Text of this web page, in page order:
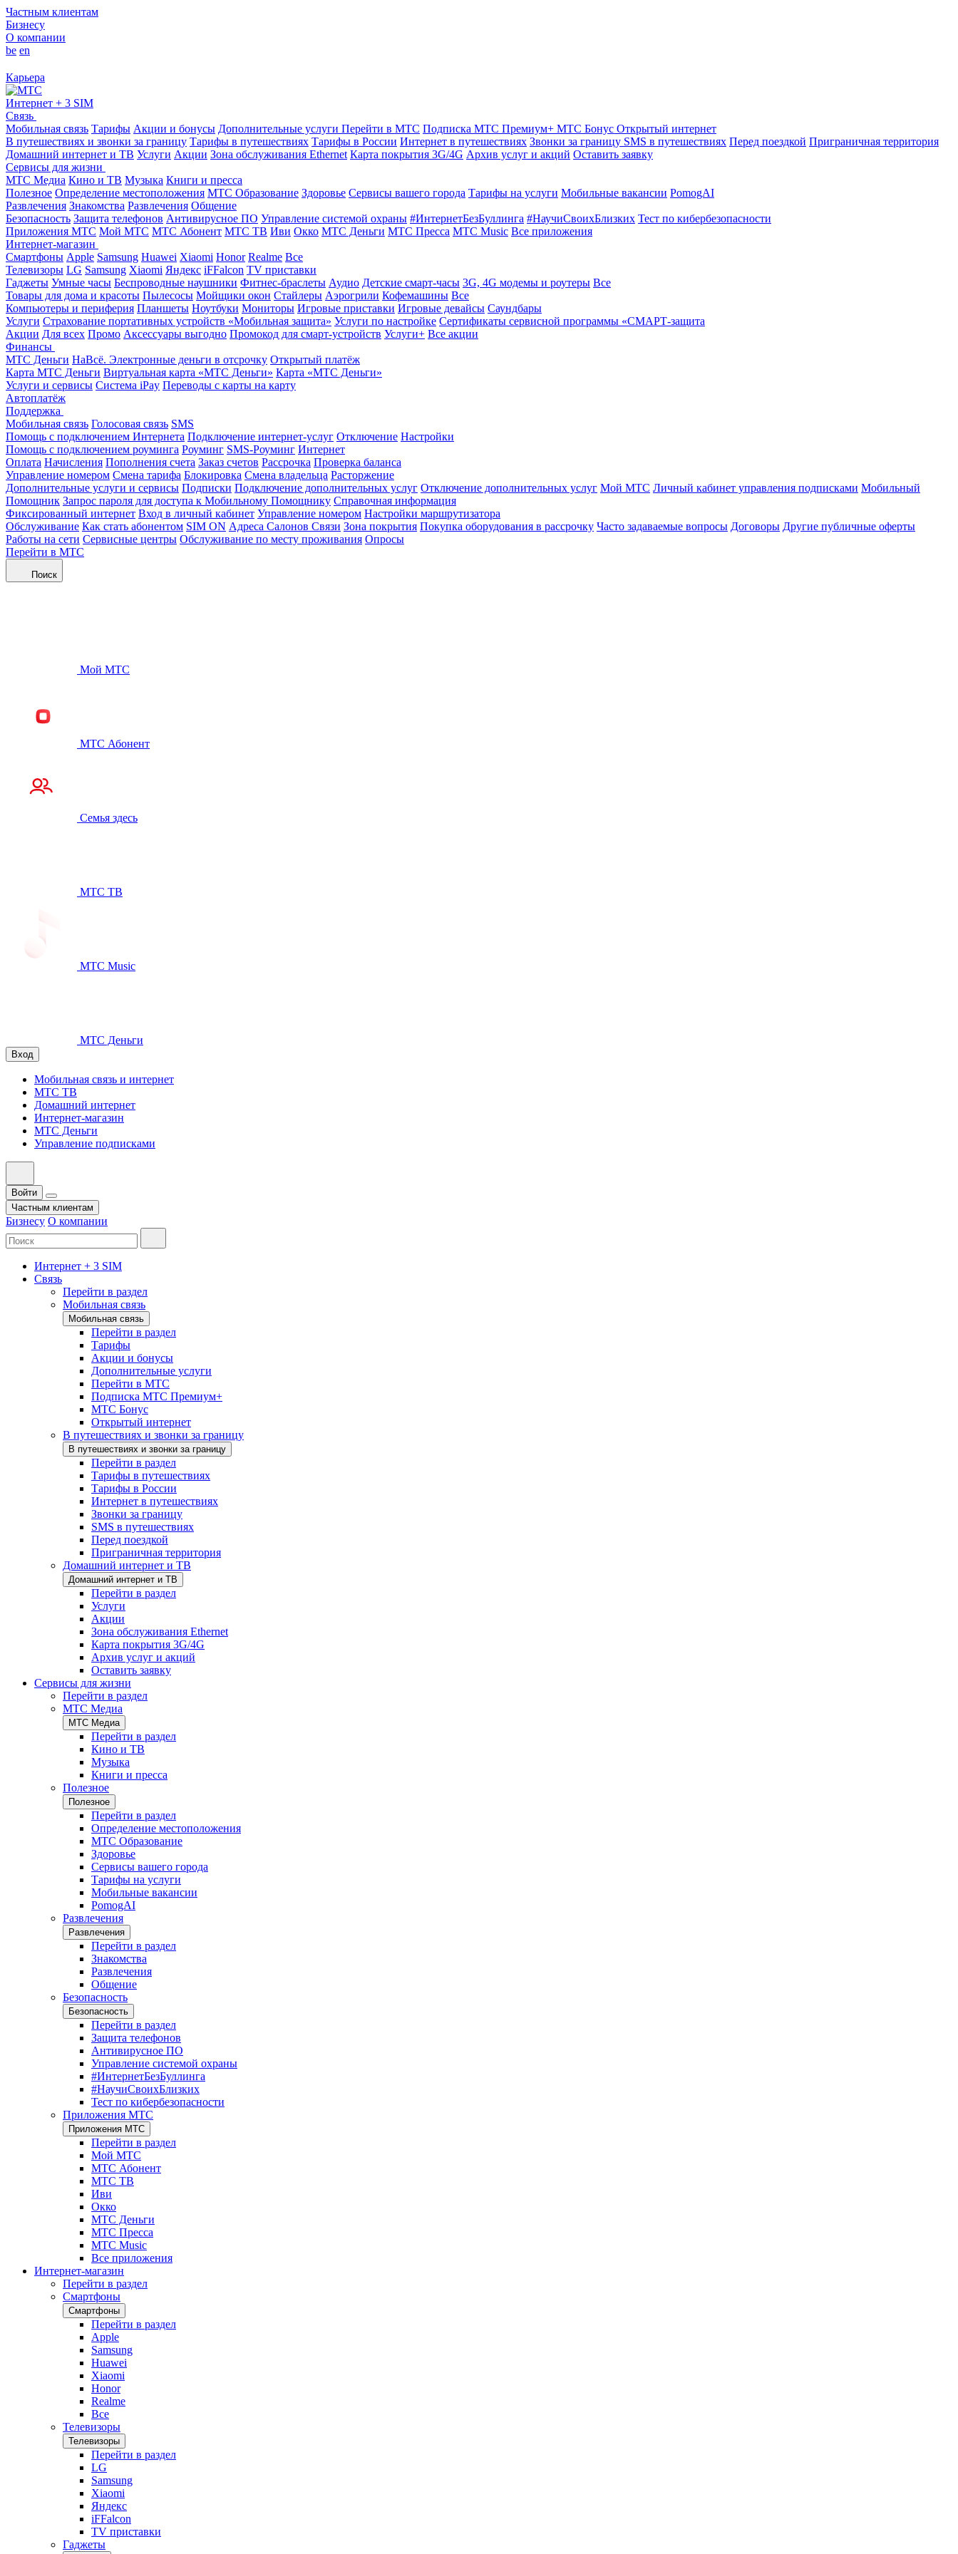
Частным клиентам
Бизнесу
О компании
be en
Карьера
Интернет + 3 SIM
Связь
Мобильная связь Тарифы Акции и бонусы Дополнительные услуги Перейти в МТС Подписка МТС Премиум+ МТС Бонус Открытый интернет
В путешествиях и звонки за границу Тарифы в путешествиях Тарифы в России Интернет в путешествиях Звонки за границу SMS в путешествиях Перед поездкой Приграничная территория
Домашний интернет и ТВ Услуги Акции Зона обслуживания Ethernet Карта покрытия 3G/4G Архив услуг и акций Оставить заявку
Сервисы для жизни
МТС Медиа Кино и ТВ Музыка Книги и пресса
Полезное Определение местоположения МТС Образование Здоровье Сервисы вашего города Тарифы на услуги Мобильные вакансии PomogAI
Развлечения Знакомства Развлечения Общение
Безопасность Защита телефонов Антивирусное ПО Управление системой охраны #ИнтернетБезБуллинга #НаучиСвоихБлизких Тест по кибербезопасности
Приложения МТС Мой МТС МТС Абонент МТС ТВ Иви Окко МТС Деньги МТС Пресса МТС Music Все приложения
Интернет-магазин
Смартфоны Apple Samsung Huawei Xiaomi Honor Realme Все
Телевизоры LG Samsung Xiaomi Яндекс iFFalcon TV приставки
Гаджеты Умные часы Беспроводные наушники Фитнес-браслеты Аудио Детские смарт-часы 3G, 4G модемы и роутеры Все
Товары для дома и красоты Пылесосы Мойщики окон Стайлеры Аэрогрили Кофемашины Все
Компьютеры и периферия Планшеты Ноутбуки Мониторы Игровые приставки Игровые девайсы Саундбары
Услуги Страхование портативных устройств «Мобильная защита» Услуги по настройке Сертификаты сервисной программы «СМАРТ-защита
Акции Для всех Промо Аксессуары выгодно Промокод для смарт-устройств Услуги+ Все акции
Финансы
МТС Деньги НаВсё. Электронные деньги в отсрочку Открытый платёж
Карта МТС Деньги Виртуальная карта «МТС Деньги» Карта «МТС Деньги»
Услуги и сервисы Система iPay Переводы с карты на карту
Автоплатёж
Поддержка
Мобильная связь Голосовая связь SMS
Помощь с подключением Интернета Подключение интернет-услуг Отключение Настройки
Помощь с подключением роуминга Роуминг SMS-Роуминг Интернет
Оплата Начисления Пополнения счета Заказ счетов Рассрочка Проверка баланса
Управление номером Смена тарифа Блокировка Смена владельца Расторжение
Дополнительные услуги и сервисы Подписки Подключение дополнительных услуг Отключение дополнительных услуг Мой МТС Личный кабинет управления подписками Мобильный
Помощник Запрос пароля для доступа к Мобильному Помощнику Справочная информация
Фиксированный интернет Вход в личный кабинет Управление номером Настройки маршрутизатора
Обслуживание Как стать абонентом SIM ON Адреса Салонов Связи Зона покрытия Покупка оборудования в рассрочку Часто задаваемые вопросы Договоры Другие публичные оферты
Работы на сети Сервисные центры Обслуживание по месту проживания Опросы
Перейти в МТС
Поиск
Мой МТС
МТС Абонент
Семья здесь
МТС ТВ
МТС Music
МТС Деньги
Вход
Мобильная связь и интернет
МТС ТВ
Домашний интернет
Интернет-магазин
МТС Деньги
Управление подписками
Войти
Частным клиентам
Бизнесу О компании
Интернет + 3 SIM
Связь
Перейти в раздел
Мобильная связь
Мобильная связь
Перейти в раздел
Тарифы
Акции и бонусы
Дополнительные услуги
Перейти в МТС
Подписка МТС Премиум+
МТС Бонус
Открытый интернет
В путешествиях и звонки за границу
В путешествиях и звонки за границу
Перейти в раздел
Тарифы в путешествиях
Тарифы в России
Интернет в путешествиях
Звонки за границу
SMS в путешествиях
Перед поездкой
Приграничная территория
Домашний интернет и ТВ
Домашний интернет и ТВ
Перейти в раздел
Услуги
Акции
Зона обслуживания Ethernet
Карта покрытия 3G/4G
Архив услуг и акций
Оставить заявку
Сервисы для жизни
Перейти в раздел
МТС Медиа
МТС Медиа
Перейти в раздел
Кино и ТВ
Музыка
Книги и пресса
Полезное
Полезное
Перейти в раздел
Определение местоположения
МТС Образование
Здоровье
Сервисы вашего города
Тарифы на услуги
Мобильные вакансии
PomogAI
Развлечения
Развлечения
Перейти в раздел
Знакомства
Развлечения
Общение
Безопасность
Безопасность
Перейти в раздел
Защита телефонов
Антивирусное ПО
Управление системой охраны
#ИнтернетБезБуллинга
#НаучиСвоихБлизких
Тест по кибербезопасности
Приложения МТС
Приложения МТС
Перейти в раздел
Мой МТС
МТС Абонент
МТС ТВ
Иви
Окко
МТС Деньги
МТС Пресса
МТС Music
Все приложения
Интернет-магазин
Перейти в раздел
Смартфоны
Смартфоны
Перейти в раздел
Apple
Samsung
Huawei
Xiaomi
Honor
Realme
Все
Телевизоры
Телевизоры
Перейти в раздел
LG
Samsung
Xiaomi
Яндекс
iFFalcon
TV приставки
Гаджеты